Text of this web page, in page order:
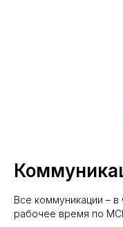
Все коммуникации –
рабочее время по